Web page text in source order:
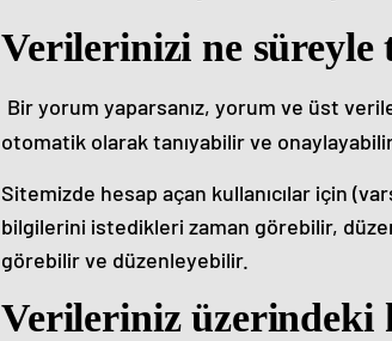
Verilerinizi ne süreyle
Bir yorum yaparsanız, yorum ve üst
otomatik olarak tanıyabilir ve
Sitemizde hesap açan kullanıcılar için
bilgilerini istedikleri zaman görebilir,
görebilir ve düzenleyebilir.
Verileriniz üzerindeki